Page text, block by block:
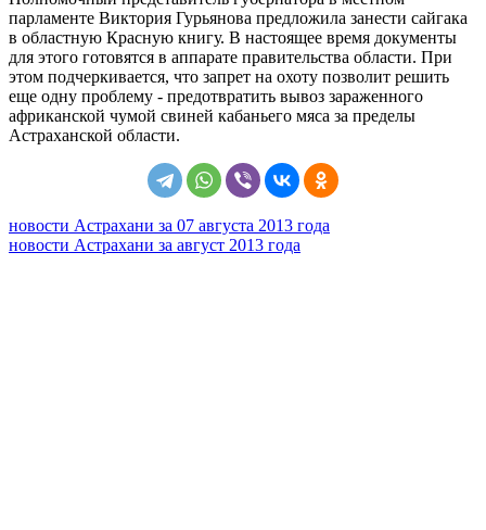
парламенте Виктория Гурьянова предложила занести сайгака
в областную Красную книгу. В настоящее время документы
для этого готовятся в аппарате правительства области. При
этом подчеркивается, что запрет на охоту позволит решить
еще одну проблему - предотвратить вывоз зараженного
африканской чумой свиней кабаньего мяса за пределы
Астраханской области.
новости Астрахани за 07 августа 2013 года
новости Астрахани за август 2013 года